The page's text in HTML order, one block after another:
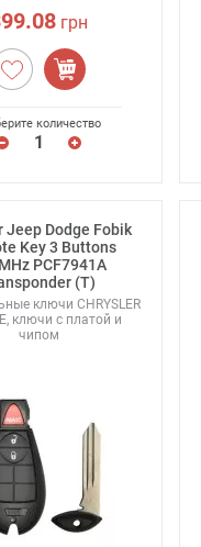
грн
количество
Jeep Dodge Fobik
Key 3 Buttons
PCF7941A
(T)
ключи CHRYSLER
ключи с платой и
чипом